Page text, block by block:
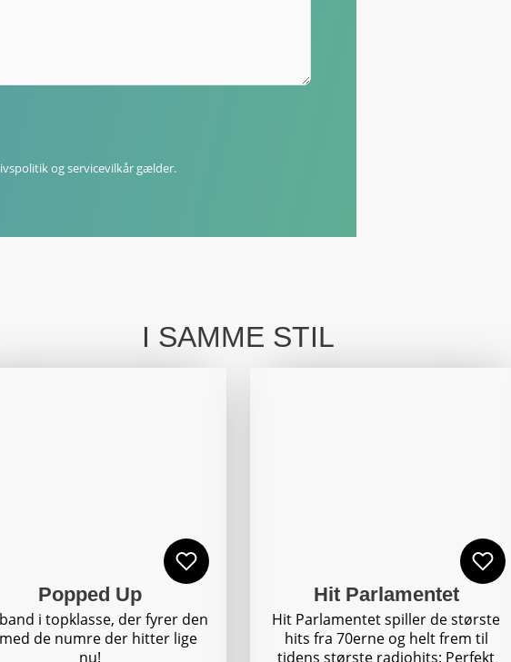
ogservicevilkår gælder.
I SAMME STIL
Popped Up
i topklasse, der fyrer den
de numre der hitter lige
nu!
Hit Parlamentet
Hit Parlamentet spiller de største
hits fra 70erne og helt frem til
tidens største radiohits: Perfekt